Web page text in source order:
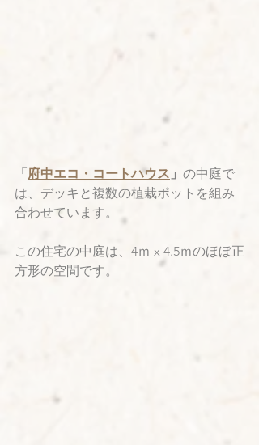
「 府中エコ・コートハウス 」 の中庭で
は、デッキと複数の植栽ポットを組み
合わせています。
この住宅の中庭は、4ｍ x 4.5ｍのほぼ正
方形の空間です。